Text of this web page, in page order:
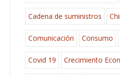
Cadena de suministros
Comunicación Consumo
Covid 19 Crecimiento